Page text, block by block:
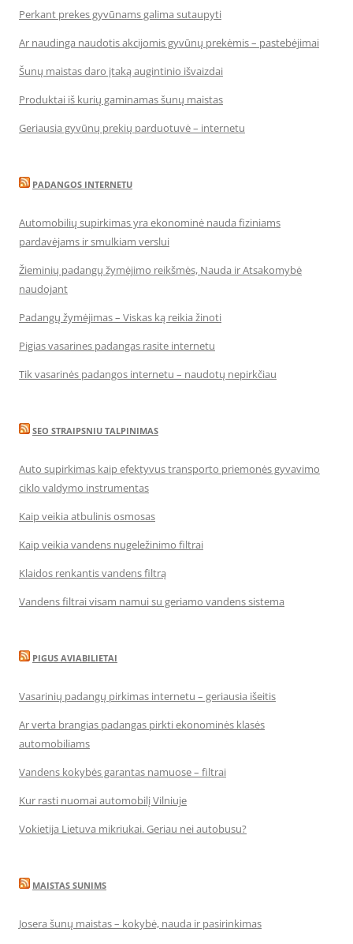
Perkant prekes gyvūnams galima sutaupyti
Ar naudinga naudotis akcijomis gyvūnų prekėmis – pastebėjimai
Šunų maistas daro įtaką augintinio išvaizdai
Produktai iš kurių gaminamas šunų maistas
Geriausia gyvūnų prekių parduotuvė – internetu
PADANGOS INTERNETU
Automobilių supirkimas yra ekonominė nauda fiziniams
pardavėjams ir smulkiam verslui
Žieminių padangų žymėjimo reikšmės, Nauda ir Atsakomybė
naudojant
Padangų žymėjimas – Viskas ką reikia žinoti
Pigias vasarines padangas rasite internetu
Tik vasarinės padangos internetu – naudotų nepirkčiau
SEO STRAIPSNIU TALPINIMAS
Auto supirkimas kaip efektyvus transporto priemonės gyvavimo
ciklo valdymo instrumentas
Kaip veikia atbulinis osmosas
Kaip veikia vandens nugeležinimo filtrai
Klaidos renkantis vandens filtrą
Vandens filtrai visam namui su geriamo vandens sistema
PIGUS AVIABILIETAI
Vasarinių padangų pirkimas internetu – geriausia išeitis
Ar verta brangias padangas pirkti ekonominės klasės
automobiliams
Vandens kokybės garantas namuose – filtrai
Kur rasti nuomai automobilį Vilniuje
Vokietija Lietuva mikriukai. Geriau nei autobusu?
MAISTAS SUNIMS
Josera šunų maistas – kokybė, nauda ir pasirinkimas